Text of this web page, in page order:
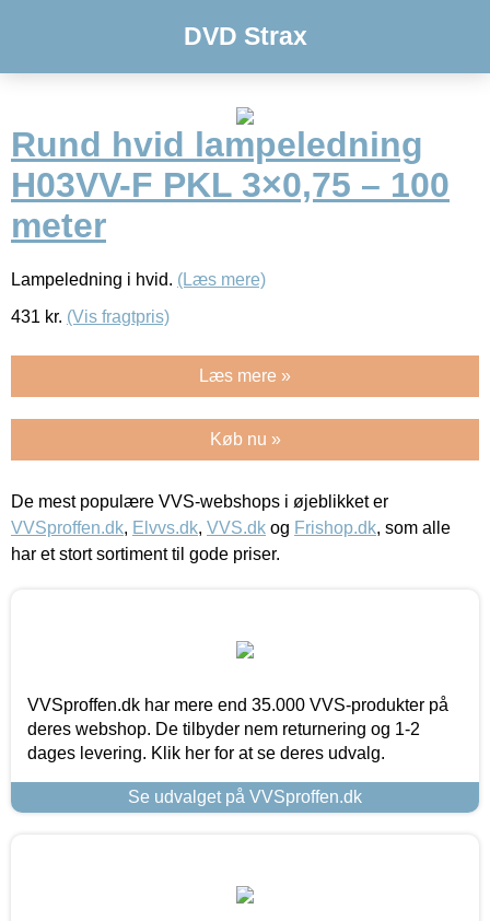
DVD Strax
Rund hvid lampeledning
H03VV-F PKL 3×0,75 – 100
meter
Lampeledning i hvid. (Læs mere)
431 kr. (Vis fragtpris)
Læs mere »
Køb nu »
De mest populære VVS-webshops i øjeblikket er
VVSproffen.dk, Elvvs.dk, VVS.dk og Frishop.dk, som alle
har et stort sortiment til gode priser.
VVSproffen.dk har mere end 35.000 VVS-produkter på
deres webshop. De tilbyder nem returnering og 1-2
dages levering. Klik her for at se deres udvalg.
Se udvalget på VVSproffen.dk